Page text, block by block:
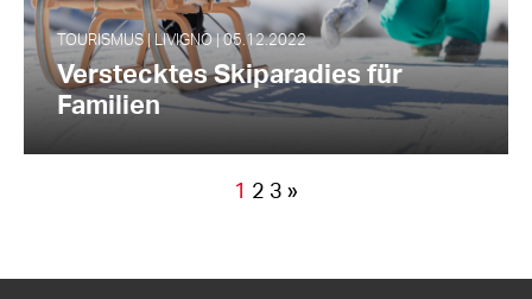
TOURISMUS | LIVIGNO | 05.12.2022
Verstecktes Skiparadies für
Familien
1 2 3 »